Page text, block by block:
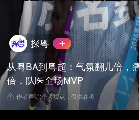
探粤
从粤BA到粤超：气氛翻几倍，
倍，队医全场MVP
作者声明:个人观点，仅供参考